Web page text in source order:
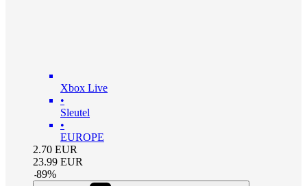
Xbox Live
•
Sleutel
•
EUROPE
2.70 EUR
23.99 EUR
-89%